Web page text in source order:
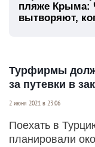
пляже Крыма:
вытворяют,
Турфирмы
за путевки в
2 июня 2021 в 23:06
Поехать в
планировали